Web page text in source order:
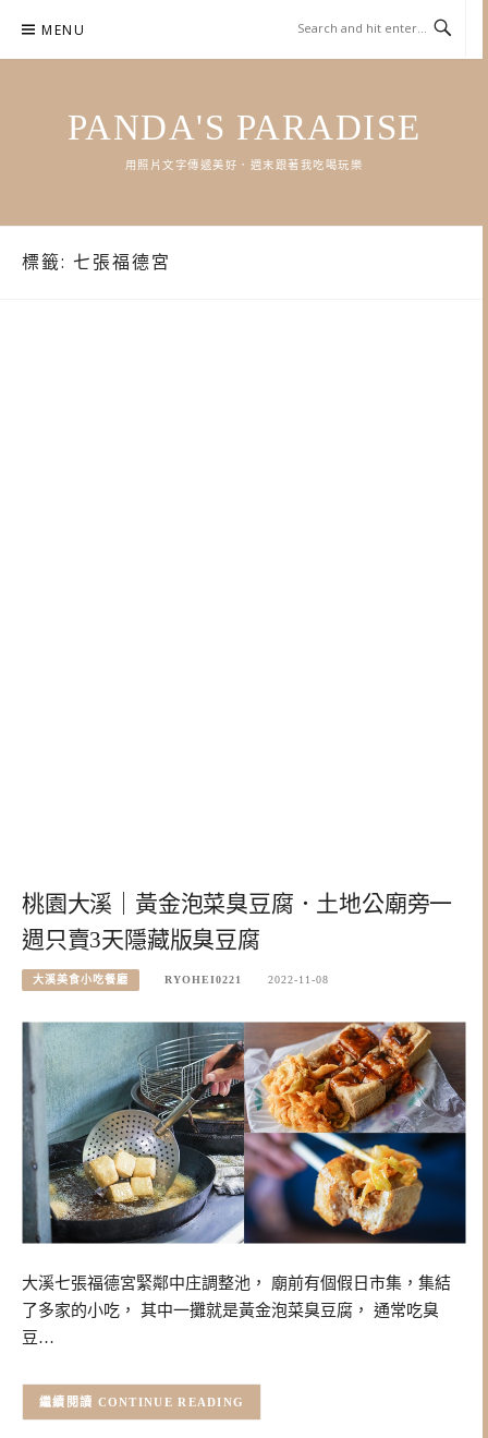
content
MENU
PANDA'S PARADISE
用照片文字傳遞美好．週末跟著我吃喝玩樂
標籤: 七張福德宮
桃園大溪｜黃金泡菜臭豆腐．土地公廟旁一
週只賣3天隱藏版臭豆腐
大溪美食小吃餐廳 RYOHEI0221 2022-11-08
大溪七張福德宮緊鄰中庄調整池， 廟前有個假日市集，集結
了多家的小吃， 其中一攤就是黃金泡菜臭豆腐， 通常吃臭
豆…
CONTINUE READING